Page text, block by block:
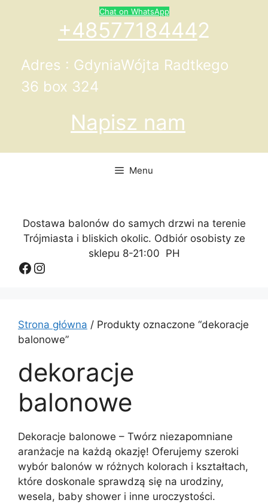
Chat on WhatsApp
+48577184442
Adres : GdyniaWójta Radtkego
36 box 324
Napisz nam
Menu
Dostawa balonów do samych drzwi na terenie
Trójmiasta i bliskich okolic. Odbiór osobisty ze
sklepu 8-21:00 PH
Facebook
Instagram
Strona główna / Produkty oznaczone “dekoracje
balonowe”
dekoracje
balonowe
Dekoracje balonowe – Twórz niezapomniane
aranżacje na każdą okazję! Oferujemy szeroki
wybór balonów w różnych kolorach i kształtach,
które doskonale sprawdzą się na urodziny,
wesela, baby shower i inne uroczystości.